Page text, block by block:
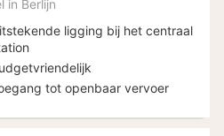
€
in Berlijn
ligging bij het centraal
tot openbaar vervoer